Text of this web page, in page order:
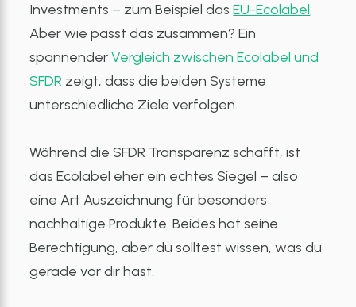
Investments – zum Beispiel dasEU-Ecolabel.
Aber wie passt das zusammen? Ein
spannenderVergleich zwischen Ecolabel und
SFDR zeigt, dass die beiden Systeme
unterschiedliche Ziele verfolgen.
Während die SFDR Transparenz schafft, ist
das Ecolabel eher ein echtes Siegel – also
eine Art Auszeichnung für besonders
nachhaltige Produkte. Beides hat seine
Berechtigung, aber du solltest wissen, was du
gerade vor dir hast.